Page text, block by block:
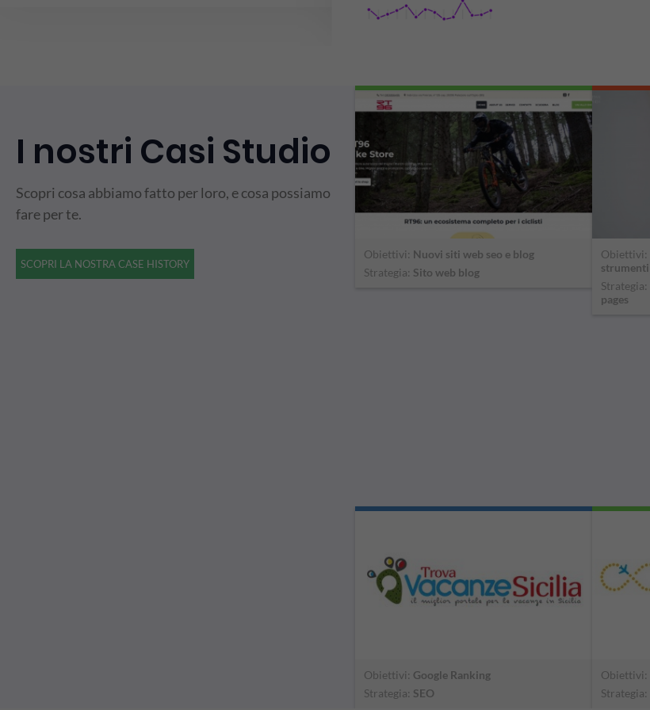
I nostri Casi Studio
Scopri cosa abbiamo fatto per loro, e cosa possiamo
fare per te.
SCOPRI LA NOSTRA CASE HISTORY
Obiettivi: Nuovi siti web seo e blog
Strategia: Sito web blog
Obiettivi:
strumenti
Strategia:
pages
Obiettivi: Google Ranking
Strategia: SEO
Obiettivi:
Strategia: